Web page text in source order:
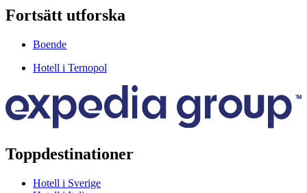
Fortsätt utforska
Boende
Hotell i Ternopol
Toppdestinationer
Hotell i Sverige